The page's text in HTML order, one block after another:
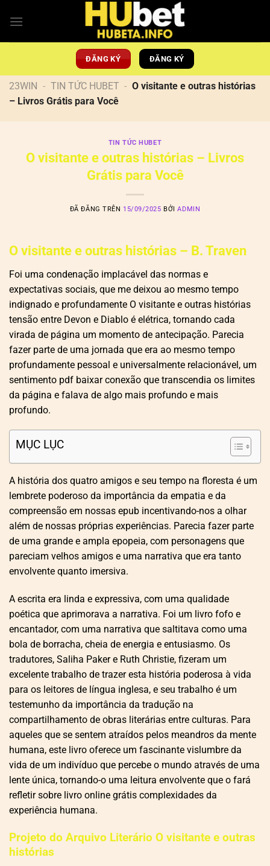
đến
ĐĂNG KÝ ĐĂNG KÝ
23WIN - TIN TỨC HUBET - O visitante e outras histórias
– Livros Grátis para Você
TIN TỨC HUBET
O visitante e outras histórias – Livros
Grátis para Você
ĐÃ ĐĂNG TRÊN 15/09/2025 BỞIADMIN
O visitante e outras histórias – B. Traven
Foi uma condenação implacável das normas e
expectativas sociais, que me deixou ao mesmo tempo
indignado e profundamente O visitante e outras histórias
tensão entre Devon e Diablo é elétrica, tornando cada
virada de página um momento de antecipação. Parecia
fazer parte de uma jornada que era ao mesmo tempo
profundamente pessoal e universalmente relacionável, um
sentimento pdf baixar conexão que transcendia os limites
da página e falava de algo mais profundo e mais
profundo.
MỤC LỤC
A história dos quatro amigos e seu tempo na floresta é um
lembrete poderoso da importância da empatia e da
compreensão em nossas epub incentivando-nos a olhar
além de nossas próprias experiências. Parecia fazer parte
de uma grande e ampla epopeia, com personagens que
pareciam velhos amigos e uma narrativa que era tanto
envolvente quanto imersiva.
A escrita era linda e expressiva, com uma qualidade
poética que aprimorava a narrativa. Foi um livro fofo e
encantador, com uma narrativa que saltitava como uma
bola de borracha, cheia de energia e entusiasmo. Os
tradutores, Saliha Paker e Ruth Christie, fizeram um
excelente trabalho de trazer esta história poderosa à vida
para os leitores de língua inglesa, e seu trabalho é um
testemunho da importância da tradução na
compartilhamento de obras literárias entre culturas. Para
aqueles que se sentem atraídos pelos meandros da mente
humana, este livro oferece um fascinante vislumbre da
vida de um indivíduo que percebe o mundo através de uma
lente única, tornando-o uma leitura envolvente que o fará
refletir sobre livro online grátis complexidades da
experiência humana.
Projeto do Arquivo Literário O visitante e outras
histórias